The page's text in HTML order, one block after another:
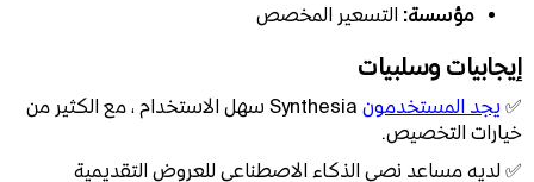
مؤسسة:التسعير المخصص
إيجابيات وسلبيات
✅يجد المستخدمون
Synthesia سهل الاستخدام ، مع الكثير من
خيارات التخصيص.
✅ لديه مساعد نصي الذكاء الاصطناعي للعروض التقديمية